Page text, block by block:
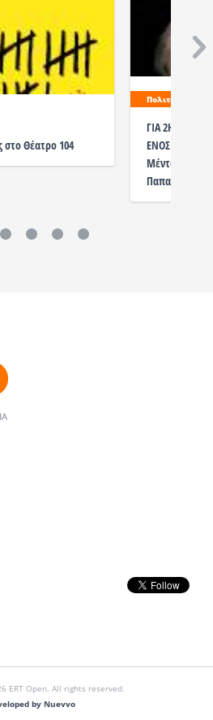
στο Θέατρο 104
Πολιτισμός
ΓΙΑ 2Η ΧΡΟΝΙΑ
ΕΝΟΣ
Μέντοφ, σε
ERT Open. All rights reserved.
by Nuevvo